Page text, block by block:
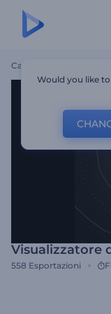
Casa
Visualizzatore
558 Esportazioni
Would you like